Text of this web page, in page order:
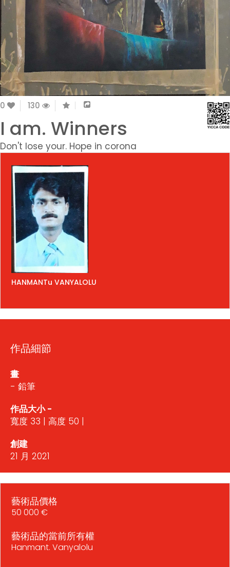
0 130
I am. Winners
Don't lose your. Hope in corona
HANMANTu VANYALOLU
作品細節
畫
- 鉛筆
作品大小 -
寬度 33 | 高度 50 |
創建
21 月 2021
藝術品價格
50 000 €
藝術品的當前所有權
Hanmant. Vanyalolu